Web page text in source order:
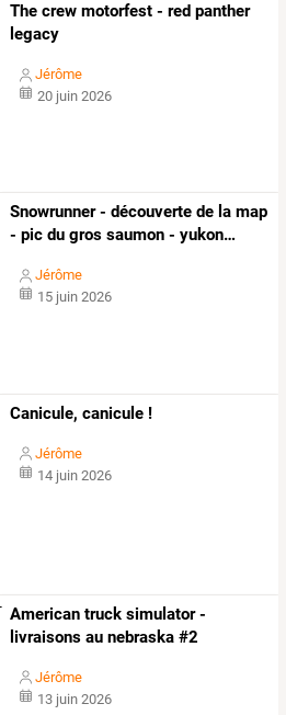
The crew motorfest - red panther
legacy
Jérôme
20 juin 2026
Snowrunner- découverte de la map
- pic du gros saumon - yukon…
Jérôme
15 juin 2026
Canicule, canicule !
Jérôme
14 juin 2026
American truck simulator -
livraisons au nebraska #2
Jérôme
13 juin 2026